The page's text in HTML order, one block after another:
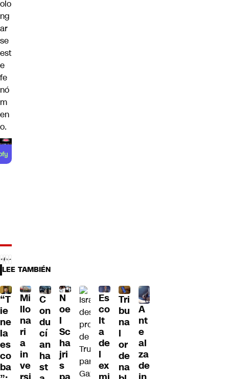
olo
ng
ar
se
est
e
fe
nó
m
en
o.
LEE TAMBIÉN
“T
ie
ne
la
es
co
ba
Mi
llo
na
ri
a
in
ve
C
on
du
cí
an
ha
st
N
oe
l
Sc
ha
jri
s
Es
co
lt
a
de
l
ex
Tri
bu
na
l
or
de
na
A
nt
e
al
za
de